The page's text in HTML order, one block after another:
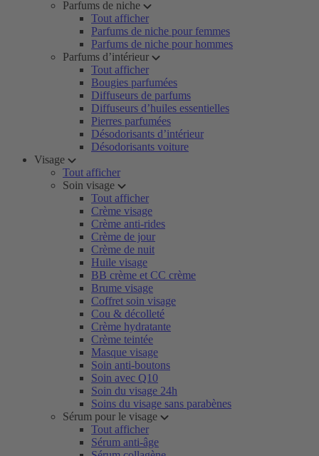
Parfums de niche
Tout afficher
Parfums de niche pour femmes
Parfums de niche pour hommes
Parfums d’intérieur
Tout afficher
Bougies parfumées
Diffuseurs de parfums
Diffuseurs d’huiles essentielles
Pierres parfumées
Désodorisants d’intérieur
Désodorisants voiture
Visage
Tout afficher
Soin visage
Tout afficher
Crème visage
Crème anti-rides
Crème de jour
Crème de nuit
Huile visage
BB crème et CC crème
Brume visage
Coffret soin visage
Cou & décolleté
Crème hydratante
Crème teintée
Masque visage
Soin anti-boutons
Soin avec Q10
Soin du visage 24h
Soins du visage sans parabènes
Sérum pour le visage
Tout afficher
Sérum anti-âge